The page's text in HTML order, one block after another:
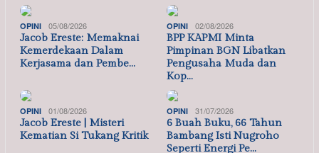
OPINI 05/08/2026
Jacob Ereste: Memaknai
Kemerdekaan Dalam
Kerjasama dan Pembe…
OPINI 02/08/2026
BPP KAPMI Minta
Pimpinan BGN Libatkan
Pengusaha Muda dan
Kop…
OPINI 01/08/2026
Jacob Ereste | Misteri
Kematian Si Tukang Kritik
OPINI 31/07/2026
6 Buah Buku, 66 Tahun
Bambang Isti Nugroho
Seperti Energi Pe…